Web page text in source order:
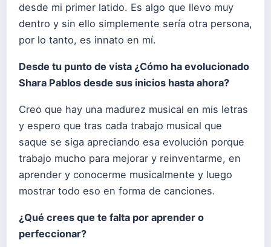
desde mi primer latido. Es algo que llevo muy
dentro y sin ello simplemente sería otra persona,
por lo tanto, es innato en mí.
Desde tu punto de vista ¿Cómo ha evolucionado
Shara Pablos desde sus inicios hasta ahora?
Creo que hay una madurez musical en mis letras
y espero que tras cada trabajo musical que
saque se siga apreciando esa evolución porque
trabajo mucho para mejorar y reinventarme, en
aprender y conocerme musicalmente y luego
mostrar todo eso en forma de canciones.
¿Qué crees que te falta por aprender o
perfeccionar?